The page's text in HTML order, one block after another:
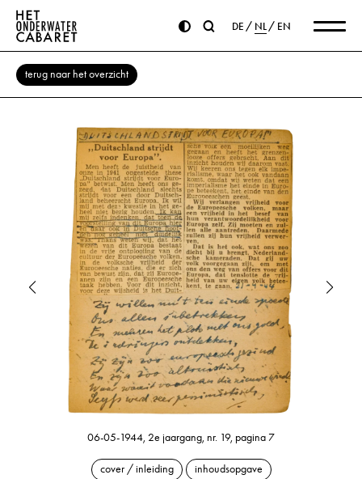
DE NL EN
terug naar het overzicht
06-05-1944, 2e jaargang, nr. 19, pagina 7
cover / inleiding inhoudsopgave